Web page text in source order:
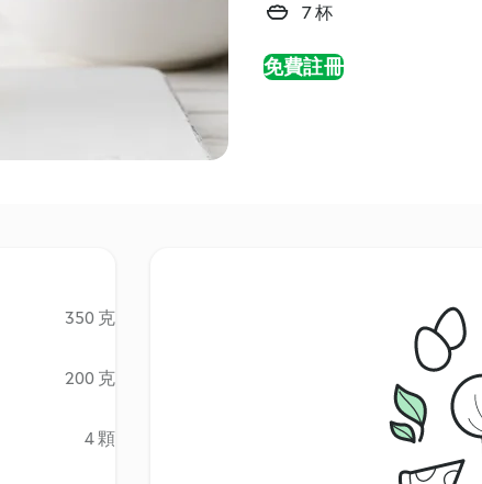
7 杯
免費註冊
350 克
200 克
4 顆